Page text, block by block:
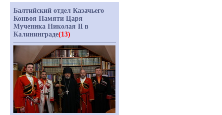
Балтийский отдел Казачьего
Конвоя Памяти Царя
Мученика Николая II в
Калининграде(13)